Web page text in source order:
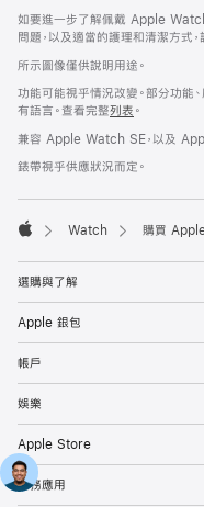
如要進一步了解佩戴 Apple
問題，以及適當的護理和清潔方式，
所示圖像僅供說明用途。
功能可能視乎情況改變。部分功能
有語言。查看完整列表 。
兼容 Apple Watch SE，以及
錶帶視乎供應狀況而定。
Watch 購買
選購與了解
Apple 銀包
帳戶
娛樂
Apple Store
商務應用